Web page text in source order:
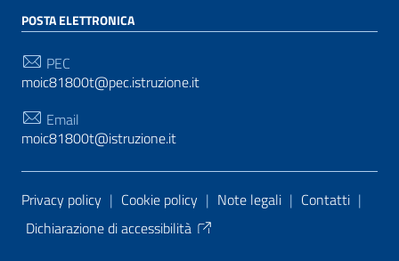
POSTA ELETTRONICA
PEC
moic81800t@pec.istruzione.it
Email
moic81800t@istruzione.it
Sezione Link Utili
Privacy policy | Cookie policy | Note legali | Contatti |
Dichiarazione di accessibilità